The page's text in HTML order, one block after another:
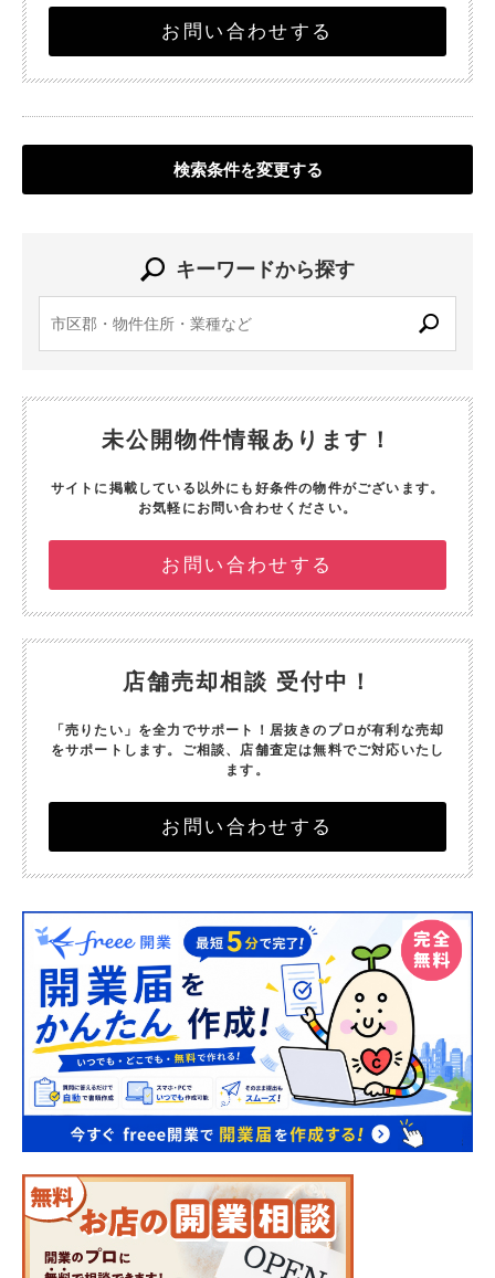
お問い合わせする
検索条件を変更する
キーワードから探す
未公開物件情報あります！
サイトに掲載している以外にも好条件の物件がございます。
お気軽にお問い合わせください。
お問い合わせする
店舗売却相談 受付中！
「売りたい」を全力でサポート！ 居抜きのプロが有利な売却
をサポートします。 ご相談、店舗査定は無料でご対応いたし
ます。
お問い合わせする